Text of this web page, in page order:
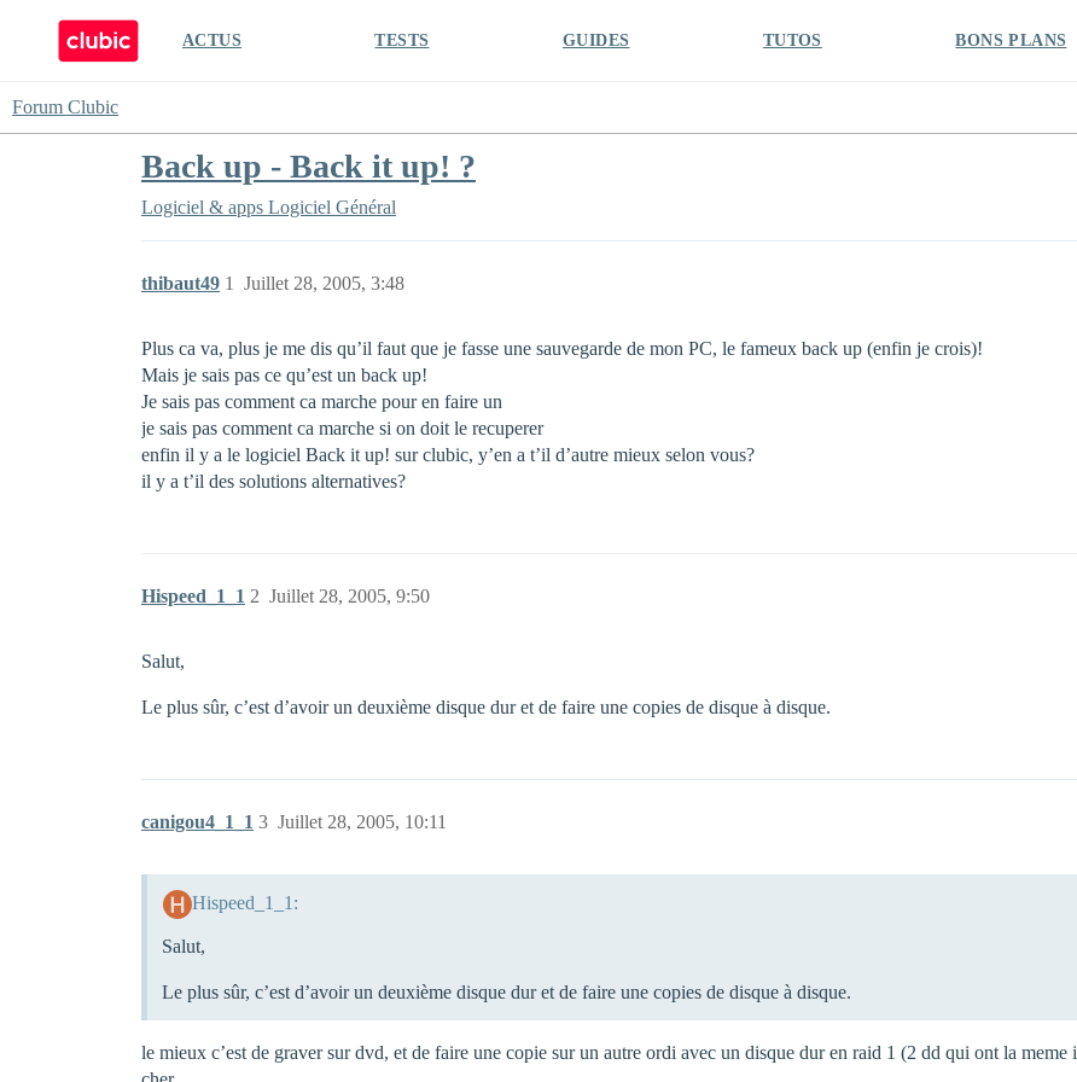
ACTUS TESTS GUIDES TUTOS BONS PLANS
Forum Clubic
Back up - Back it up! ?
Logiciel & apps Logiciel Général
thibaut49 Juillet 28, 2005, 3:48
1
Plus ca va, plus je me dis qu’il faut que je fasse une sauvegarde de mon PC, le fameux back up (enfin je crois)!
Mais je sais pas ce qu’est un back up!
Je sais pas comment ca marche pour en faire un
je sais pas comment ca marche si on doit le recuperer
enfin il y a le logiciel Back it up! sur clubic, y’en a t’il d’autre mieux selon vous?
il y a t’il des solutions alternatives?
Hispeed_1_1 Juillet 28, 2005, 9:50
2
Salut,
Le plus sûr, c’est d’avoir un deuxième disque dur et de faire une copies de disque à disque.
canigou4_1_1 Juillet 28, 2005, 10:11
3
Hispeed_1_1:
Salut,
Le plus sûr, c’est d’avoir un deuxième disque dur et de faire une copies de disque à disque.
le mieux c’est de graver sur dvd, et de faire une copie sur un autre ordi avec un disque dur en raid 1 (2 dd qui ont la meme